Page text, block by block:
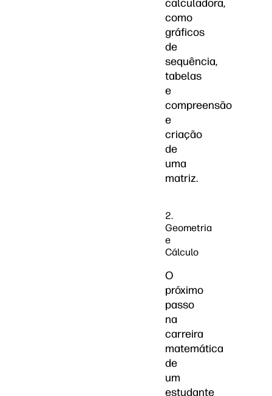
calculadora,
como
gráficos
de
sequência,
tabelas
e
compreensão
e
criação
de
uma
matriz.
2.
Geometria
e
Cálculo
O
próximo
passo
na
carreira
matemática
de
um
estudante